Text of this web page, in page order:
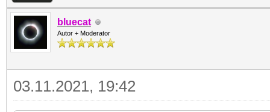
bluecat
Autor + Moderator
03.11.2021, 19:42